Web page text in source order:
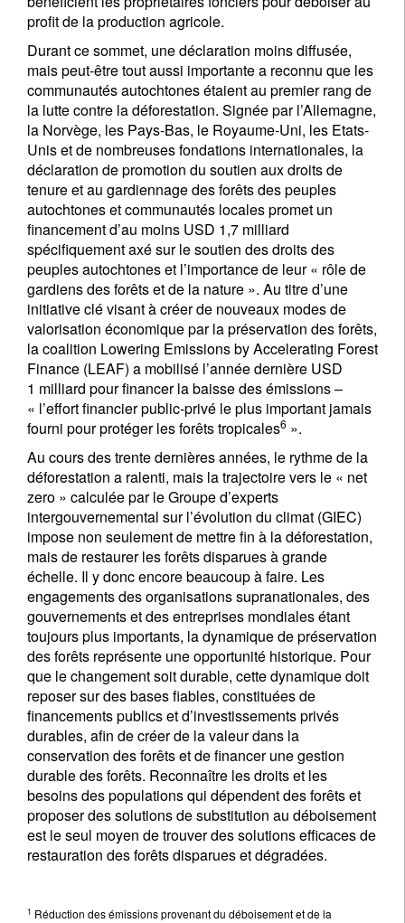
profit de la production agricole.
Durant ce sommet, une déclaration moins diffusée,
mais peut-être tout aussi importante a reconnu que les
communautés autochtones étaient au premier rang de
la lutte contre la déforestation. Signée par l’Allemagne,
la Norvège, les Pays-Bas, le Royaume-Uni, les Etats-
Unis et de nombreuses fondations internationales, la
déclaration de promotion du soutien aux droits de
tenure et au gardiennage des forêts des peuples
autochtones et communautés locales promet un
financement d’au moins USD 1,7 milliard
spécifiquement axé sur le soutien des droits des
peuples autochtones et l’importance de leur « rôle de
gardiens des forêts et de la nature ». Au titre d’une
initiative clé visant à créer de nouveaux modes de
valorisation économique par la préservation des forêts,
la coalition Lowering Emissions by Accelerating Forest
Finance (LEAF) a mobilisé l’année dernière USD
1 milliard pour financer la baisse des émissions –
« l’effort financier public-privé le plus important jamais
fourni pour protéger les forêts tropicales6 ».
Au cours des trente dernières années, le rythme de la
déforestation a ralenti, mais la trajectoire vers le « net
zero » calculée par le Groupe d’experts
intergouvernemental sur l’évolution du climat (GIEC)
impose non seulement de mettre fin à la déforestation,
mais de restaurer les forêts disparues à grande
échelle. Il y donc encore beaucoup à faire. Les
engagements des organisations supranationales, des
gouvernements et des entreprises mondiales étant
toujours plus importants, la dynamique de préservation
des forêts représente une opportunité historique. Pour
que le changement soit durable, cette dynamique doit
reposer sur des bases fiables, constituées de
financements publics et d’investissements privés
durables, afin de créer de la valeur dans la
conservation des forêts et de financer une gestion
durable des forêts. Reconnaître les droits et les
besoins des populations qui dépendent des forêts et
proposer des solutions de substitution au déboisement
est le seul moyen de trouver des solutions efficaces de
restauration des forêts disparues et dégradées.
1 Réduction des émissions provenant du déboisement et de la